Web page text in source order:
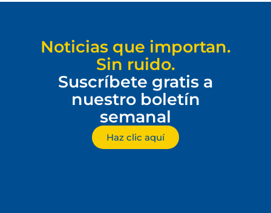
Noticias que importan.
Sin ruido.
Suscríbete gratis a
nuestro boletín
semanal
Haz clic aquí